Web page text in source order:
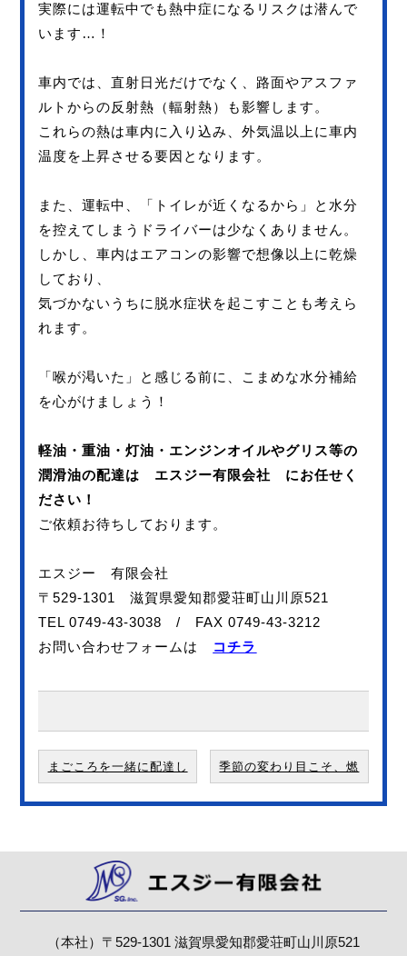
実際には運転中でも熱中症になるリスクは潜んで
います…！
車内では、直射日光だけでなく、路面やアスファ
ルトからの反射熱（輻射熱）も影響します。
これらの熱は車内に入り込み、外気温以上に車内
温度を上昇させる要因となります。
また、運転中、「トイレが近くなるから」と水分
を控えてしまうドライバーは少なくありません。
しかし、車内はエアコンの影響で想像以上に乾燥
しており、
気づかないうちに脱水症状を起こすことも考えら
れます。
「喉が渇いた」と感じる前に、こまめな水分補給
を心がけましょう！
軽油・重油・灯油・エンジンオイルやグリス等の
潤滑油の配達は エスジー有限会社 にお任せく
ださい！
ご依頼お待ちしております。
エスジー 有限会社
〒529-1301 滋賀県愛知郡愛荘町山川原521
TEL 0749-43-3038 / FAX 0749-43-3212
お問い合わせフォームは コチラ
まごころを一緒に配達し
ませんか！
季節の変わり目こそ、燃
料管理の見直しどきで
（本社）〒529-1301 滋賀県愛知郡愛荘町山川原521